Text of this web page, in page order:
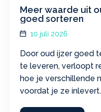
Meer waarde uit
goed sorteren
10 juli 2026
Door oud ijzer goed
te leveren, verloopt
hoe je verschillende
voordat je ze inlevert.